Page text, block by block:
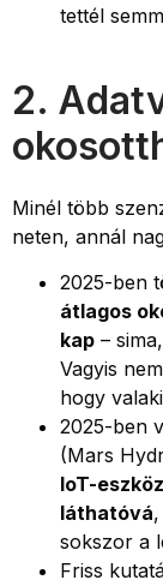
tettél
2.
Minél több
neten, annál
2025-ben
átlagos
kap –
Vagyis
hogy
2025-ben
(Mars
IoT-
láthatóvá
sokszor a
Friss